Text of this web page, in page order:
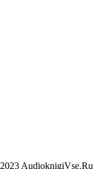
2023 AudioknigiVse.Ru